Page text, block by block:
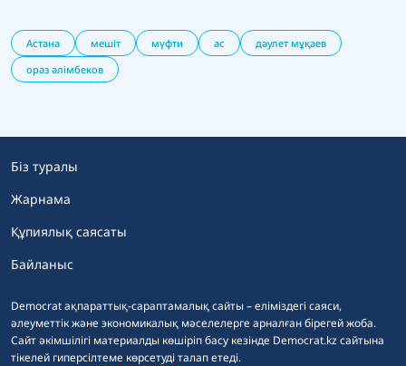
Астана мешіт мүфти ас
дәулет мұқаев
ораз әлімбеков
Democrat ақпараттық-сараптамалық сайты – еліміздегі саяси,
әлеуметтік және экономикалық мәселелерге арналған бірегей жоба.
Сайт әкімшілігі материалды көшіріп басу кезінде Democrat.kz сайтына
тікелей гиперсілтеме көрсетуді талап етеді.
Біз туралы
Жарнама
Құпиялық саясаты
Байланыс